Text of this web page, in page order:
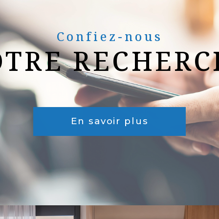
Confiez-nous
En savoir plus